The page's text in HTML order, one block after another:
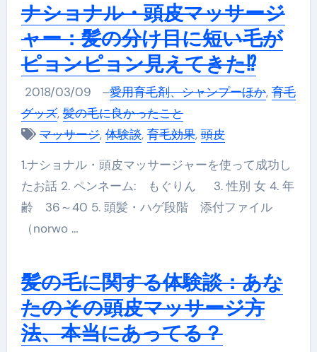
ナショナル・頭皮マッサージ
ャー：髪の分け目に短い毛が
ピョンピョン見えてきた⁉
2018/03/09 –愛用育毛剤、シャンプーほか,育毛
グッズ,髪の毛に良かったこと
マッサージ,体験談,育毛効果,頭皮
1.ナショナル・頭皮マッサージャーを使って成功し
たお話 2. ペンネーム: もぐりん 3. 性別 女 4. 年
齢 36～40 5. 頭髪・ハゲ段階 添付ファイル
（norwo …
髪の毛に関する体験談：あな
たのその頭皮マッサージ方
法、本当にあってる？